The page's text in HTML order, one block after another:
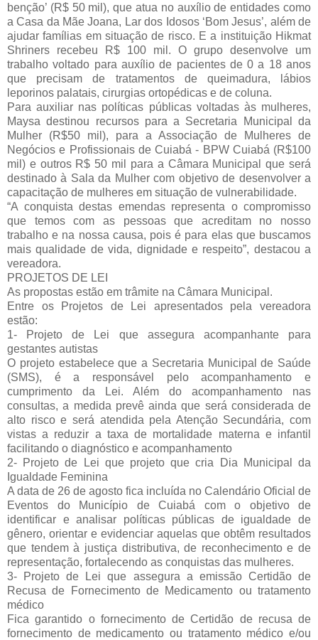
benção’ (R$ 50 mil), que atua no auxílio de entidades como
a Casa da Mãe Joana, Lar dos Idosos ‘Bom Jesus’, além de
ajudar famílias em situação de risco. E a instituição Hikmat
Shriners recebeu R$ 100 mil. O grupo desenvolve um
trabalho voltado para auxílio de pacientes de 0 a 18 anos
que precisam de tratamentos de queimadura, lábios
leporinos palatais, cirurgias ortopédicas e de coluna.
Para auxiliar nas políticas públicas voltadas às mulheres,
Maysa destinou recursos para a Secretaria Municipal da
Mulher (R$50 mil), para a Associação de Mulheres de
Negócios e Profissionais de Cuiabá - BPW Cuiabá (R$100
mil) e outros R$ 50 mil para a Câmara Municipal que será
destinado à Sala da Mulher com objetivo de desenvolver a
capacitação de mulheres em situação de vulnerabilidade.
“A conquista destas emendas representa o compromisso
que temos com as pessoas que acreditam no nosso
trabalho e na nossa causa, pois é para elas que buscamos
mais qualidade de vida, dignidade e respeito”, destacou a
vereadora.
PROJETOS DE LEI
As propostas estão em trâmite na Câmara Municipal.
Entre os Projetos de Lei apresentados pela vereadora
estão:
1- Projeto de Lei que assegura acompanhante para
gestantes autistas
O projeto estabelece que a Secretaria Municipal de Saúde
(SMS), é a responsável pelo acompanhamento e
cumprimento da Lei. Além do acompanhamento nas
consultas, a medida prevê ainda que será considerada de
alto risco e será atendida pela Atenção Secundária, com
vistas a reduzir a taxa de mortalidade materna e infantil
facilitando o diagnóstico e acompanhamento
2- Projeto de Lei que projeto que cria Dia Municipal da
Igualdade Feminina
A data de 26 de agosto fica incluída no Calendário Oficial de
Eventos do Município de Cuiabá com o objetivo de
identificar e analisar políticas públicas de igualdade de
gênero, orientar e evidenciar aquelas que obtêm resultados
que tendem à justiça distributiva, de reconhecimento e de
representação, fortalecendo as conquistas das mulheres.
3- Projeto de Lei que assegura a emissão Certidão de
Recusa de Fornecimento de Medicamento ou tratamento
médico
Fica garantido o fornecimento de Certidão de recusa de
fornecimento de medicamento ou tratamento médico e/ou